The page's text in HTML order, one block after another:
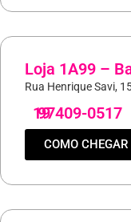
Loja 1A99 –
Rua Henrique Savi,
19
97409-0517
COMO CHEGAR